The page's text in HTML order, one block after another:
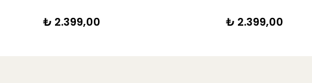
₺ 2.399,00 ₺ 2.399,00